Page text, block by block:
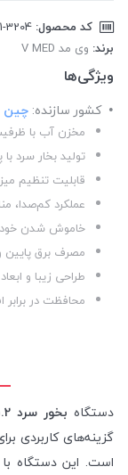
کد محصول:
برند: وی مد V MED
ویژگی‌ها
کشور سازنده: چین
مخزن آب با ظرفیت 5.2
تولید بخار سرد
قابلیت تنظیم
عملکرد کم‌صدا،
خاموش شدن
مصرف برق پایین
طراحی زیبا و
محافظت در
دستگاه بخور سرد 5.2 لیتری وی مد (V MED) مدل VM360
گزینه‌های کاربردی
است. این دستگاه